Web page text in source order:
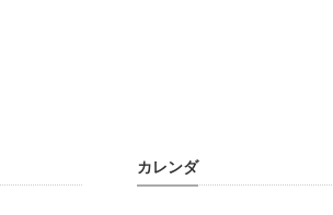
カレンダ